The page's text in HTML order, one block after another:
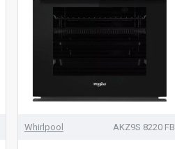
Whirlpool AKZ9S 8220 FB